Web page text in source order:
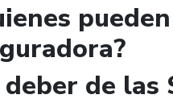
deber de las